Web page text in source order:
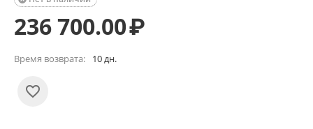
236 700.00₽
Время возврата: 10 дн.